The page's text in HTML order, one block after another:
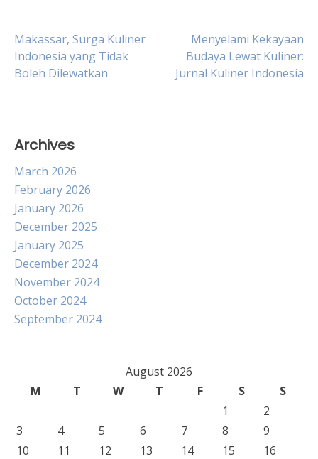
Post
navigation
Makassar, Surga Kuliner
Indonesia yang Tidak
Boleh Dilewatkan
Menyelami Kekayaan
Budaya Lewat Kuliner:
Jurnal Kuliner Indonesia
Archives
March 2026
February 2026
January 2026
December 2025
January 2025
December 2024
November 2024
October 2024
September 2024
August 2026
M
T W T F S
S
1
2
3
4 5 6 7 8
9
10
11 12 13 14 15
16